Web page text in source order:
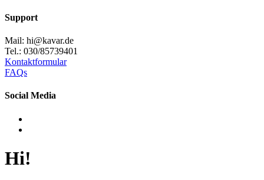
Support
Mail: hi@kavar.de
Tel.: 030/85739401
Kontaktformular
FAQs
Social Media
Hi!